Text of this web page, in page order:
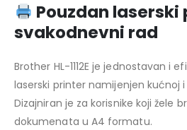
Pouzdan laserski
svakodnevni rad
Brother HL-1112E je jednostavan i
laserski printer namijenjen kućnoj
Dizajniran je za korisnike koji žele
dokumenata u A4 formatu.